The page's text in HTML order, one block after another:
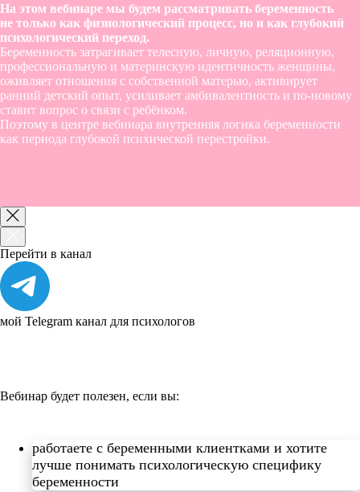
На этом вебинаре мы будем рассматривать беременность
не только как физиологический процесс, но и как глубокий
психологический переход.
Беременность затрагивает телесную, личную, реляционную,
профессиональную и материнскую идентичность женщины,
оживляет отношения с собственной матерью, активирует
ранний детский опыт, усиливает амбивалентность и по-новому
ставит вопрос о связи с ребёнком.
Поэтому в центре вебинара внутренняя логика беременности
как периода глубокой психической перестройки.
Перейти в канал
мой Telegram канал для психологов
Вебинар будет полезен, если вы:
работаете с беременными клиентками и хотите
лучше понимать психологическую специфику
беременности